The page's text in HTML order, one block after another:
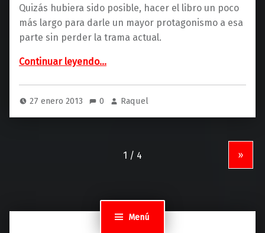
Menú
Quizás hubiera sido posible, hacer el libro un poco
más largo para darle un mayor protagonismo a esa
parte sin perder la trama actual.
Continuar leyendo“La Saga de los Longevos (La esfera de los libros)”
…
27 enero 2013 0 Raquel
»